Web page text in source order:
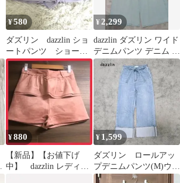
¥580
ダズリン dazzlin ショ
ートパンツ ショーパ
ン 紫 S
¥ 2,299
dazzlin ダズリン ワイド
デニムパンツ デニム xs
サイズ
¥880
【新品】【お値下げ
中】 dazzlin レディー
¥ 1,599
ダズリン ロールアッ
プデニムパンツ(M)ウエ
ストリボン ガーリ